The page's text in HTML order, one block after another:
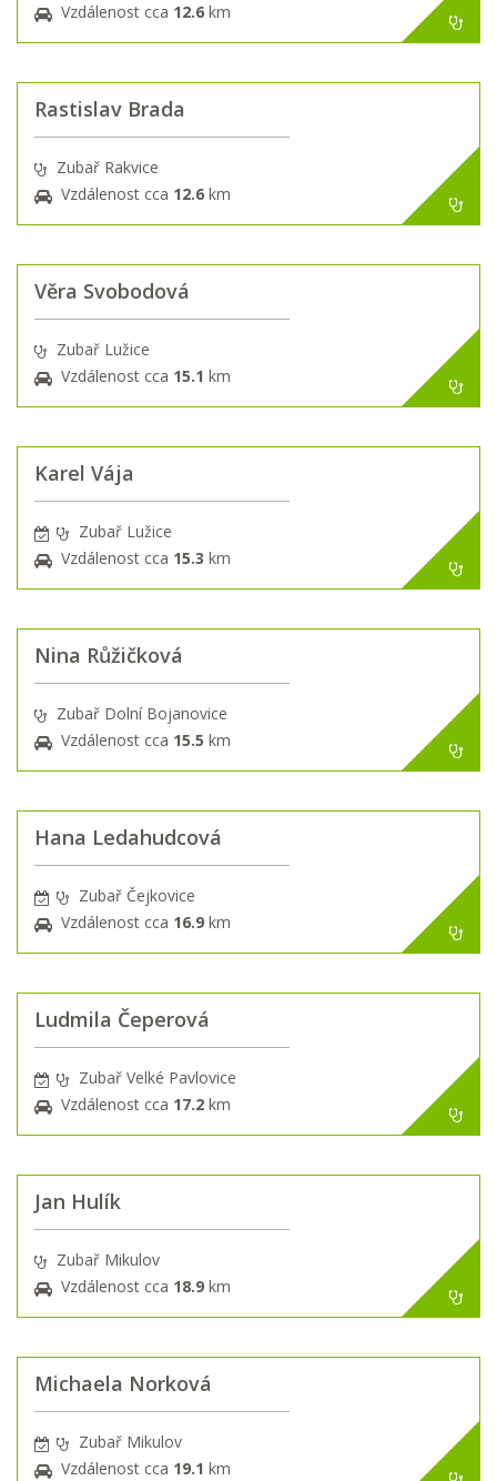
Vzdálenost cca 12.6 km
Rastislav Brada
Zubař Rakvice
Vzdálenost cca 12.6 km
Věra Svobodová
Zubař Lužice
Vzdálenost cca 15.1 km
Karel Vája
Zubař Lužice
Vzdálenost cca 15.3 km
Nina Růžičková
Zubař Dolní Bojanovice
Vzdálenost cca 15.5 km
Hana Ledahudcová
Zubař Čejkovice
Vzdálenost cca 16.9 km
Ludmila Čeperová
Zubař Velké Pavlovice
Vzdálenost cca 17.2 km
Jan Hulík
Zubař Mikulov
Vzdálenost cca 18.9 km
Michaela Norková
Zubař Mikulov
Vzdálenost cca 19.1 km